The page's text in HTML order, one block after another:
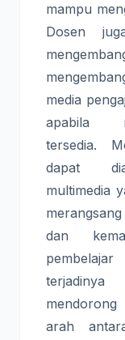
mampu
Dosen
media
apabila
tersedia.
dapat
multimedia
dan
arah